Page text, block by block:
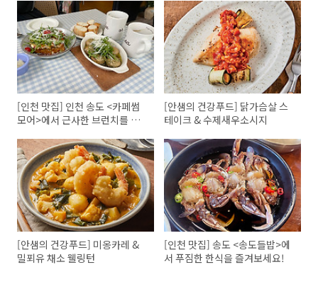
[인천 맛집] 인천 송도 <카페썸
모어>에서 근사한 브런치를 즐
[안샘의 건강푸드] 닭가슴살 스
테이크 & 수제새우소시지
[안샘의 건강푸드] 미옹카레 &
밀푀유 채소 웰링턴
[인천 맛집] 송도 <송도들밥>에
서 푸짐한 한식을 즐겨보세요!